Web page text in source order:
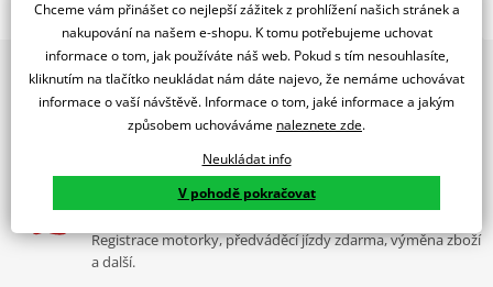
Přerušovač blinkrů elektronický
JMP je německá značka spadající pod firmu JM Products. JMP
vyrábí vysoce kvalitní elektronická zařízení a nástroje pro opravu
motocyklů. Sortiment zahrnuje startéry, startovací relé, CDI řídící
jednotky a zapalovací cívky. Dále nabízíme sady šroubků, matic a
různé nářadí na opravu motocyklu
2x multibrand showroom
9 značek motocyklů, servis, oblečení, doplňky i náhradní
díly, to vše v Praze a Liberci
Více než 30 let zkušeností
Za řídítky motorek, v servisu i prodeji moto vybavení
Nadstandardní služby
Registrace motorky, předváděcí jízdy zdarma, výměna zboží
a další.
Chceme vám přinášet co nejlepší zážitek z prohlížení našich stránek a
nakupování na našem e-shopu. K tomu potřebujeme uchovat
informace o tom, jak používáte náš web. Pokud s tím nesouhlasíte,
kliknutím na tlačítko neukládat nám dáte najevo, že nemáme uchovávat
informace o vaší návštěvě. Informace o tom, jaké informace a jakým
způsobem uchováváme naleznete zde.
Neukládat info
V pohodě pokračovat